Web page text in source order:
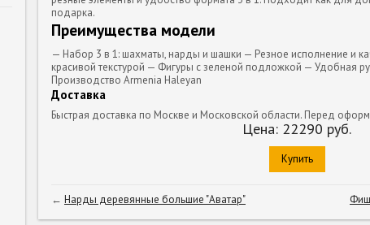
подарка.
Преимущества модели
— Набор 3 в 1: шахматы, нарды и шашки — Резное исполнение и
красивой текстурой — Фигуры с зеленой подложкой — Удобная
Производство Armenia Haleyan
Доставка
Быстрая доставка по Москве и Московской области. Перед
Цена: 22290 руб.
Купить
← Нарды деревянные большие "Аватар"